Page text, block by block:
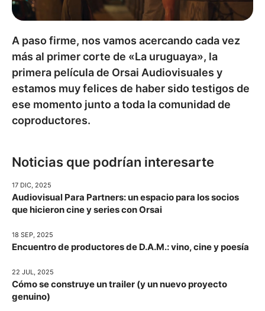
A paso firme, nos vamos acercando cada vez
más al primer corte de «La uruguaya», la
primera película de Orsai Audiovisuales y
estamos muy felices de haber sido testigos de
ese momento junto a toda la comunidad de
coproductores.
Noticias que podrían interesarte
17 DIC, 2025
Audiovisual Para Partners: un espacio para los socios
que hicieron cine y series con Orsai
18 SEP, 2025
Encuentro de productores de D.A.M.: vino, cine y poesía
22 JUL, 2025
Cómo se construye un trailer (y un nuevo proyecto
genuino)